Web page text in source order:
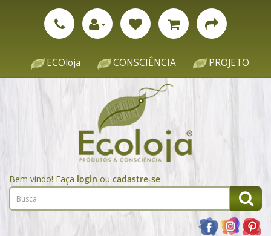
ECOloja CONSCIÊNCIA PROJETO
Bem vindo! Faça login ou cadastre-se